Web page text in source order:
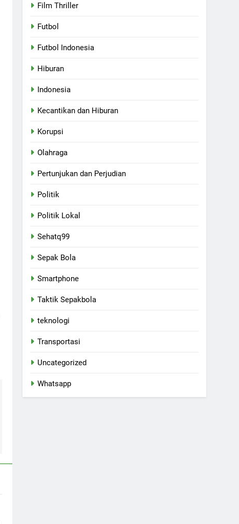
Film Thriller
Futbol
Futbol Indonesia
Hiburan
Indonesia
Kecantikan dan Hiburan
Korupsi
Olahraga
Pertunjukan dan Perjudian
Politik
Politik Lokal
Sehatq99
Sepak Bola
Smartphone
Taktik Sepakbola
teknologi
Transportasi
Uncategorized
Whatsapp